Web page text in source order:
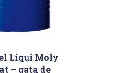
Liqui Moly
– gata de